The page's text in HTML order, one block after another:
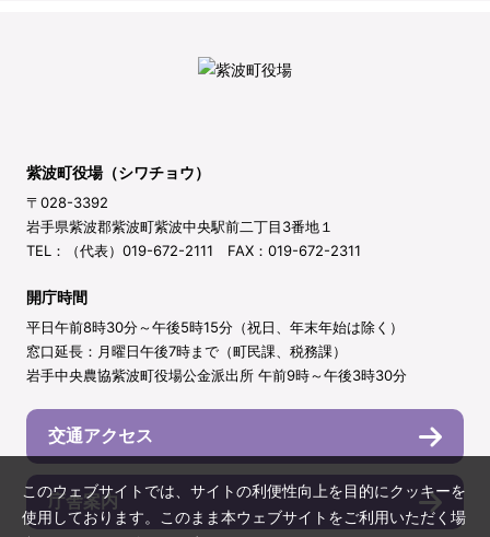
紫波町役場（シワチョウ）
〒028-3392
岩手県紫波郡紫波町紫波中央駅前二丁目3番地１
TEL：（代表）019-672-2111 FAX：019-672-2311
開庁時間
平日午前8時30分～午後5時15分（祝日、年末年始は除く）
窓口延長：月曜日午後7時まで（町民課、税務課）
岩手中央農協紫波町役場公金派出所 午前9時～午後3時30分
交通アクセス
庁舎案内
このウェブサイトでは、サイトの利便性向上を目的にクッキーを
使用しております。このまま本ウェブサイトをご利用いただく場